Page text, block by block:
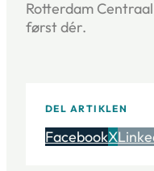
Rotterdam
først dér.
DEL ARTIKLEN
FacebookX